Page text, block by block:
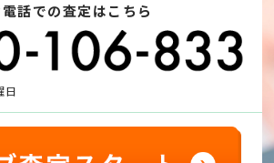
話での査定はこちら
日